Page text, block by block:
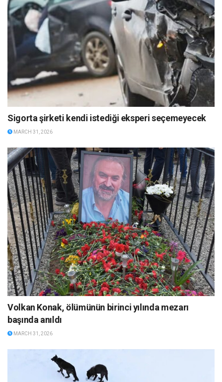
Sigorta şirketi kendi istediği eksperi seçemeyecek
MARCH 31, 2026
Volkan Konak, ölümünün birinci yılında mezarı
başında anıldı
MARCH 31, 2026